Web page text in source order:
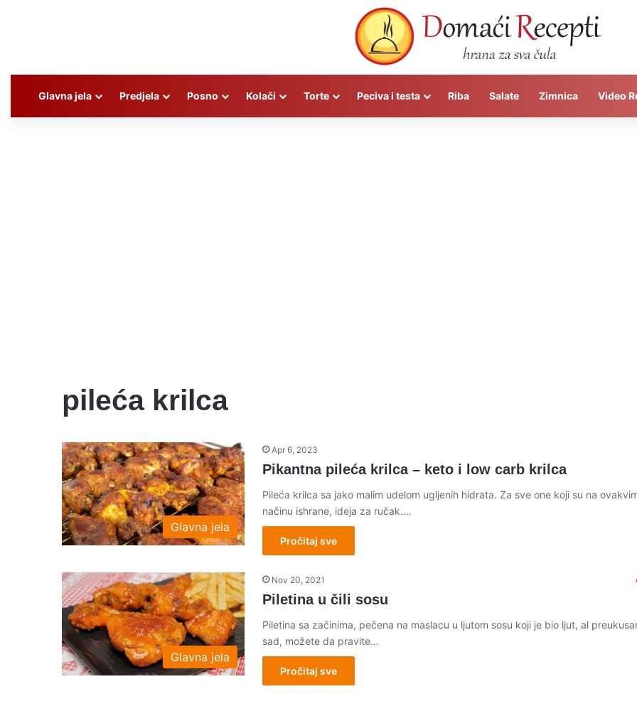
Glavna jela Predjela Posno Kolači Torte Peciva i testa Riba Salate Zimnica Video
pileća krilca
Glavna jela
Apr 6, 2023
Pikantna pileća krilca – keto i low carb krilca
Pileća krilca sa jako malim udelom ugljenih hidrata. Za sve one koji su na
načinu ishrane, ideja za ručak.…
Pročitaj sve
Glavna jela
Nov 20, 2021
Piletina u čili sosu
Piletina sa začinima, pečena na maslacu u ljutom sosu koji je bio ljut, al
sad, možete da pravite…
Pročitaj sve